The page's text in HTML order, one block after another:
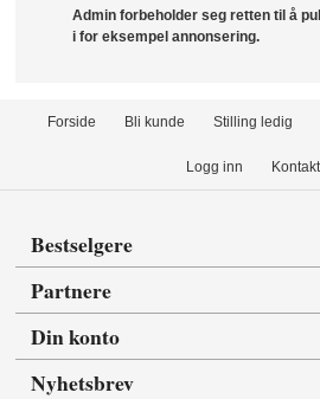
Admin forbeholder seg retten til å
i for eksempel annonsering.
Forside Bli kunde Stilling ledig
Logg inn
Bestselgere
Partnere
Din konto
Nyhetsbrev